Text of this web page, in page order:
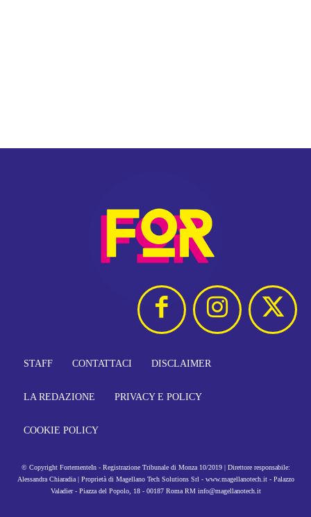
STAFF CONTATTACI DISCLAIMER
LA REDAZIONE PRIVACY E POLICY
COOKIE POLICY
© Copyright FortementeIn - Registrazione Tribunale di Monza 10/2019 | Direttore responsabile:
Alessandra Chiaradia | Proprietà di Magellano Tech Solutions Srl - www.magellanotech.it - Palazzo
Valadier - Piazza del Popolo, 18 - 00187 Roma RM info@magellanotech.it